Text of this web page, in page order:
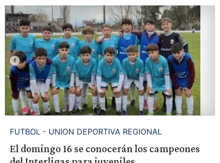
FUTBOL - UNION DEPORTIVA REGIONAL
El domingo 16 se conocerán los campeones